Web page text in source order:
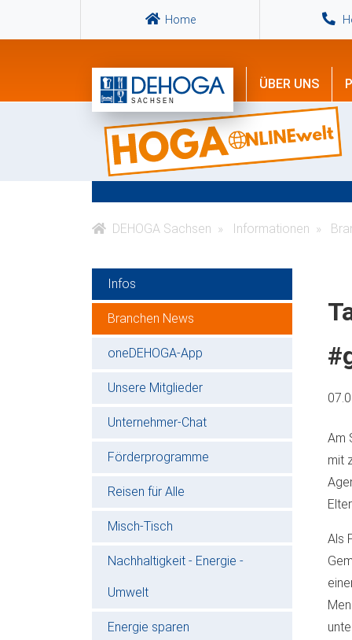
Home
ÜBER UNS
DEHOGA Sachsen Informationen
Infos
Branchen News
oneDEHOGA-App
Unsere Mitglieder
Unternehmer-Chat
Förderprogramme
Reisen für Alle
Misch-Tisch
Nachhaltigkeit - Energie -
Umwelt
Energie sparen
Am
mit
Als